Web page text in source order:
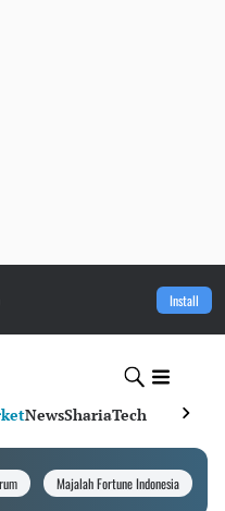
Install
NewsShariaTech
Majalah Fortune Indonesia